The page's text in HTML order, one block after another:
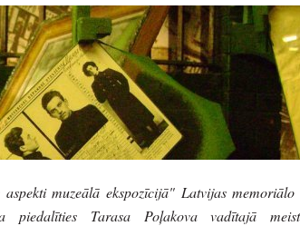
muzeālā ekspozīcijā" Latvijas memoriālo
piedalīties Tarasa Poļakova vadītajā